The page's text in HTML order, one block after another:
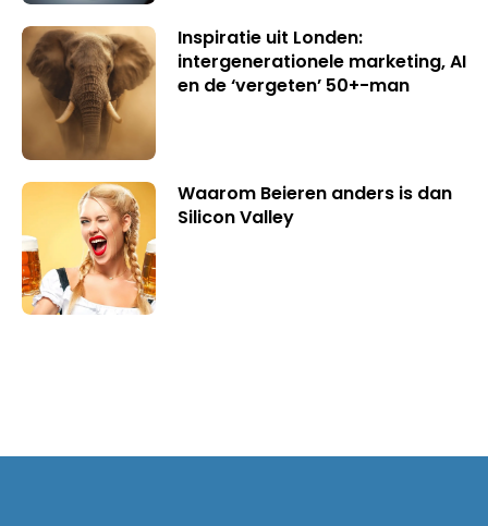
Inspiratie uit Londen:
intergenerationele marketing, AI
en de ‘vergeten’ 50+-man
Waarom Beieren anders is dan
Silicon Valley